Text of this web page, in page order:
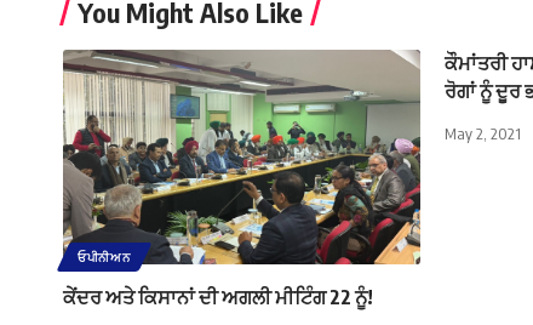
You Might Also Like
ਓਪੀਨੀਅਨ
ਕੇਂਦਰ ਅਤੇ ਕਿਸਾਨਾਂ ਦੀ ਅਗਲੀ ਮੀਟਿੰਗ 22 ਨੂੰ!
ਕੌਮਾਂਤਰੀ
ਰੋਗਾਂ ਨੂੰ ਦੂਰ
May 2, 2021